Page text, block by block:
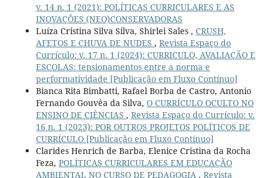
v. 14 n. 1 (2021): POLÍTICAS CURRICULARES E AS
INOVAÇÕES (NEO)CONSERVADORAS
Luíza Cristina Silva Silva, Shirlei Sales , CRUSH,
AFETOS E CHUVA DE NUDES , Revista Espaço do
Currículo: v. 17 n. 1 (2024): CURRICULO, AVALIAÇÃO E
ESCOLAS: tensionamentos entre a norma e
performatividade [Publicação em Fluxo Contínuo]
Bianca Rita Bimbatti, Rafael Borba de Castro, Antonio
Fernando Gouvêa da Silva, O CURRÍCULO OCULTO NO
ENSINO DE CIÊNCIAS , Revista Espaço do Currículo: v.
16 n. 1 (2023): POR OUTROS PROJETOS POLÍTICOS DE
CURRÍCULO [Publicação em Fluxo Contínuo]
Clarides Henrich de Barba, Elenice Cristina da Rocha
Feza, POLÍTICAS CURRICULARES EM EDUCAÇÃO
AMBIENTAL NO CURSO DE PEDAGOGIA , Revista